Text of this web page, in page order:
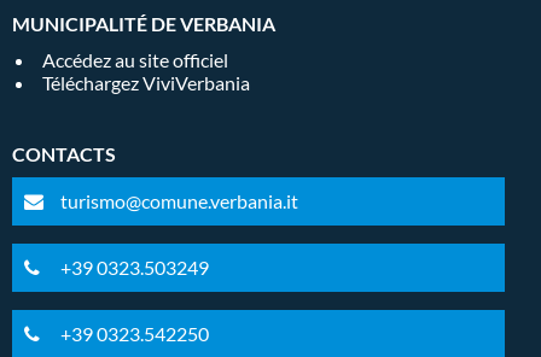
MUNICIPALITÉ DE VERBANIA
Accédez au site officiel
Téléchargez ViviVerbania
CONTACTS
turismo@comune.verbania.it
+39 0323.503249
+39 0323.542250